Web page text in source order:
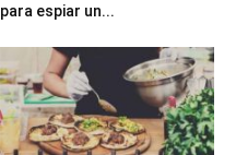
para espiar un...